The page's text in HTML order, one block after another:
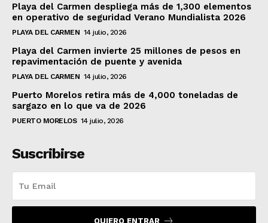
Playa del Carmen despliega más de 1,300 elementos
en operativo de seguridad Verano Mundialista 2026
PLAYA DEL CARMEN 14 julio, 2026
Playa del Carmen invierte 25 millones de pesos en
repavimentación de puente y avenida
PLAYA DEL CARMEN 14 julio, 2026
Puerto Morelos retira más de 4,000 toneladas de
sargazo en lo que va de 2026
PUERTO MORELOS 14 julio, 2026
Suscribirse
QUIERO ENTRAR